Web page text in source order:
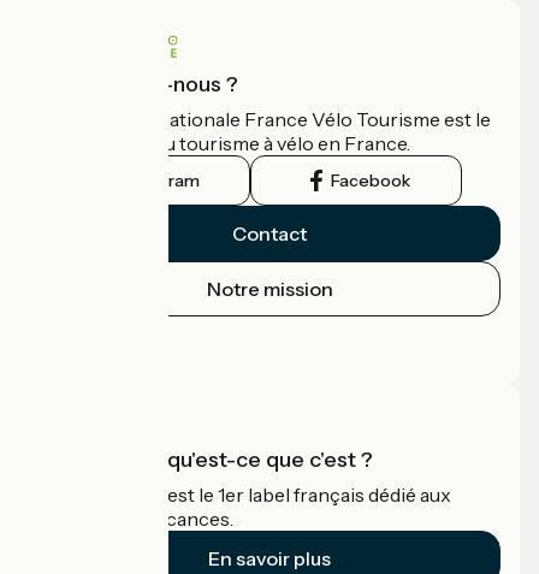
Qui sommes-nous ?
L'association nationale France Vélo Tourisme est le
guide officiel du tourisme à vélo en France.
Instagram Facebook
Contact
Notre mission
Accueil Vélo qu'est-ce que c'est ?
Accueil Vélo c'est le 1er label français dédié aux
cyclistes en vacances.
En savoir plus